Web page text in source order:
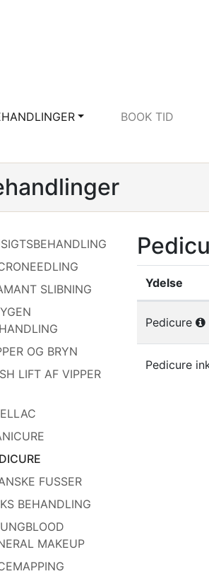
BOOK TID
SLIBNING
OG BRYN
LIFT AF VIPPER
FUSSER
BEHANDLING
MAKEUP
Ydelse
Pedicure
Pedicure